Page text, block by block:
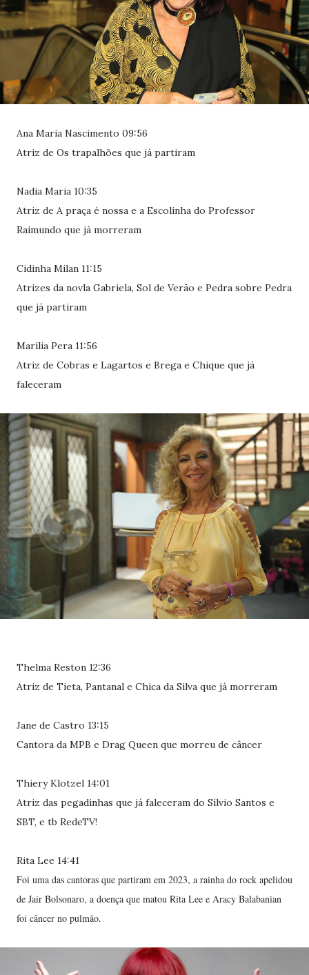
Ana Maria Nascimento 09:56
Atriz de Os trapalhões que já partiram
Nadia Maria 10:35
Atriz de A praça é nossa e a Escolinha do Professor
Raimundo que já morreram
Cidinha Milan 11:15
Atrizes da novla Gabriela, Sol de Verão e Pedra sobre Pedra
que já partiram
Marília Pera 11:56
Atriz de Cobras e Lagartos e Brega e Chique que já
faleceram
Thelma Reston 12:36
Atriz de Tieta, Pantanal e Chica da Silva que já morreram
Jane de Castro 13:15
Cantora da MPB e Drag Queen que morreu de câncer
Thiery Klotzel 14:01
Atriz das pegadinhas que já faleceram do Sílvio Santos e
SBT, e tb RedeTV!
Rita Lee 14:41
Foi uma das cantoras que partiram em 2023, a rainha do rock apelidou
de Jair Bolsonaro, a doença que matou Rita Lee e Aracy Balabanian
foi câncer no pulmão.